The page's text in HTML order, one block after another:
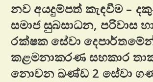
නව අයදුම්පත් කැඳවීම –
සමාජ සුබසාධන, පරිවාස
රක්ෂක සේවා
කළමනාකරණ සහකාර
නොවන ඛණ්ඩ 2 සේවා